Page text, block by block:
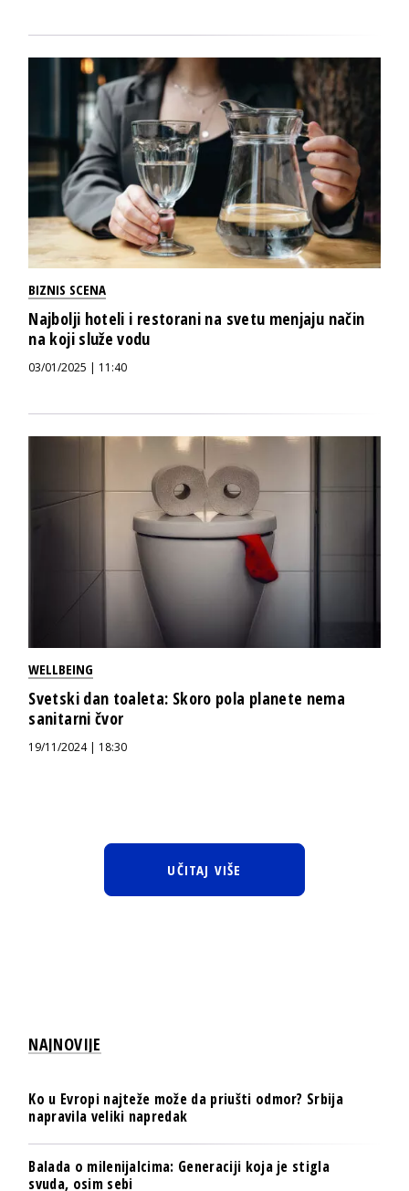
BIZNIS SCENA
Najbolji hoteli i restorani na svetu menjaju način
na koji služe vodu
03/01/2025 | 11:40
WELLBEING
Svetski dan toaleta: Skoro pola planete nema
sanitarni čvor
19/11/2024 | 18:30
UČITAJ VIŠE
NAJNOVIJE
Ko u Evropi najteže može da priušti odmor? Srbija
napravila veliki napredak
Balada o milenijalcima: Generaciji koja je stigla
svuda, osim sebi